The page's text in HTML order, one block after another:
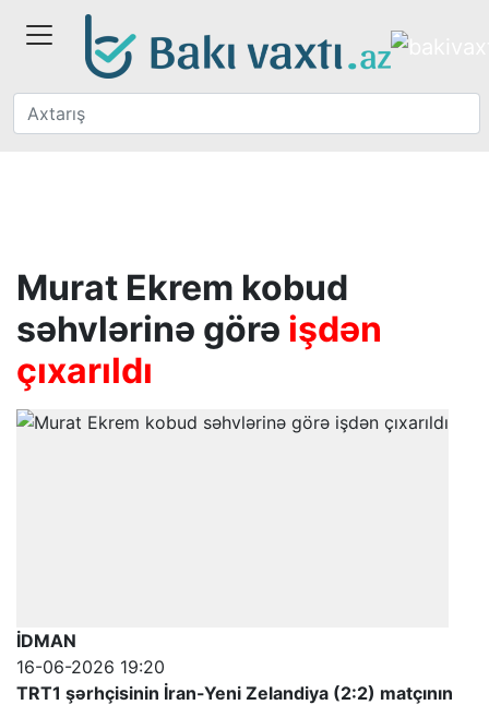
Murat Ekrem kobud
səhvlərinə görə işdən
çıxarıldı
İDMAN
16-06-2026 19:20
TRT1 şərhçisinin İran-Yeni Zelandiya (2:2) matçının